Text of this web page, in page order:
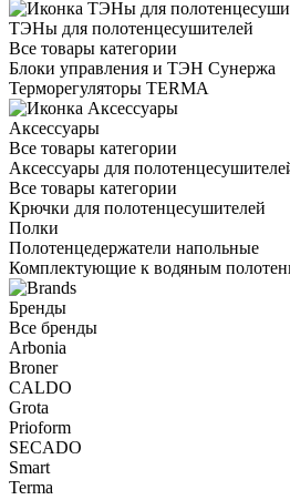
ТЭНы для полотенцесушителей
Все товары категории
Блоки управления и ТЭН Сунержа
Терморегуляторы TERMA
Аксессуары
Все товары категории
Аксессуары для
Все товары категории
Крючки для полотенцесушителей
Полки
Полотенцедержатели напольные
Комплектующие к водяным
Бренды
Все бренды
Arbonia
Broner
CALDO
Grota
Prioform
SECADO
Smart
Terma